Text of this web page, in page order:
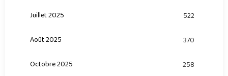
Juillet 2025 522
Août 2025 370
Octobre 2025 258